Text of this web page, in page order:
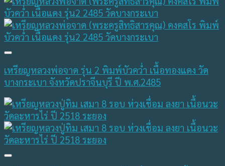
เหรียญหลวงพ่อจาด รุ่น 2 พิมพ์บัวคว่ำ เนื้อทองแดง วัด
บางกระเบา จังหวัดปราจีนบุรี ปี พ.ศ.2485